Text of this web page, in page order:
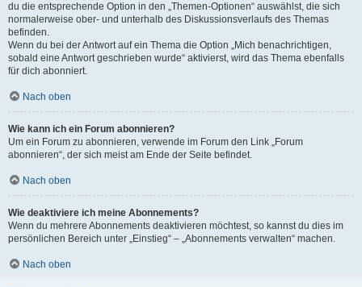
du die entsprechende Option in den „Themen-Optionen“ auswählst, die sich
normalerweise ober- und unterhalb des Diskussionsverlaufs des Themas
befinden.
Wenn du bei der Antwort auf ein Thema die Option „Mich benachrichtigen,
sobald eine Antwort geschrieben wurde“ aktivierst, wird das Thema ebenfalls
für dich abonniert.
Nach oben
Wie kann ich ein Forum abonnieren?
Um ein Forum zu abonnieren, verwende im Forum den Link „Forum
abonnieren“, der sich meist am Ende der Seite befindet.
Nach oben
Wie deaktiviere ich meine Abonnements?
Wenn du mehrere Abonnements deaktivieren möchtest, so kannst du dies im
persönlichen Bereich unter „Einstieg“ – „Abonnements verwalten“ machen.
Nach oben